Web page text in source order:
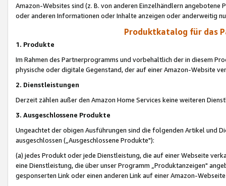
Amazon-Websites sind (z. B. von anderen Einzelhändlern
oder anderen Informationen oder Inhalte anzeigen oder anderweitig
Produktkatalog für das
1. Produkte
Im Rahmen des Partnerprogramms und vorbehaltlich der in diesem
physische oder digitale Gegenstand, der auf einer Amazon-Website
2. Dienstleistungen
Derzeit zählen außer den Amazon Home Services keine weiteren
3. Ausgeschlossene Produkte
Ungeachtet der obigen Ausführungen sind die folgenden Artikel und
ausgeschlossen („Ausgeschlossene Produkte"):
(a) jedes Produkt oder jede Dienstleistung, die auf einer Webseite
eine Dienstleistung, die über unser Programm „Produktanzeigen"
gesponserten Link oder einen anderen Link auf einer Amazon-